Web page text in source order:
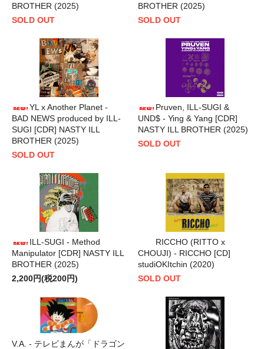
BROTHER (2025)
SOLD OUT
BROTHER (2025)
SOLD OUT
YL x Another Planet -
BAD NEWS produced by ILL-
SUGI [CDR] NASTY ILL
BROTHER (2025)
SOLD OUT
Pruven, ILL-SUGI &
UND$ - Ying & Yang [CDR]
NASTY ILL BROTHER (2025)
SOLD OUT
ILL-SUGI - Method
Manipulator [CDR] NASTY ILL
BROTHER (2025)
2,200円(税200円)
RICCHO (RITTO x
CHOUJI) - RICCHO [CD]
studiOKItchin (2020)
SOLD OUT
V.A. - テレビまんが「ドラゴン